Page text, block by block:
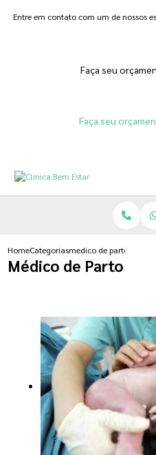
Entre em contato com um de nossos
Faça seu
Faça seu
HomeCategoriasmedico de parto
Médico de Parto